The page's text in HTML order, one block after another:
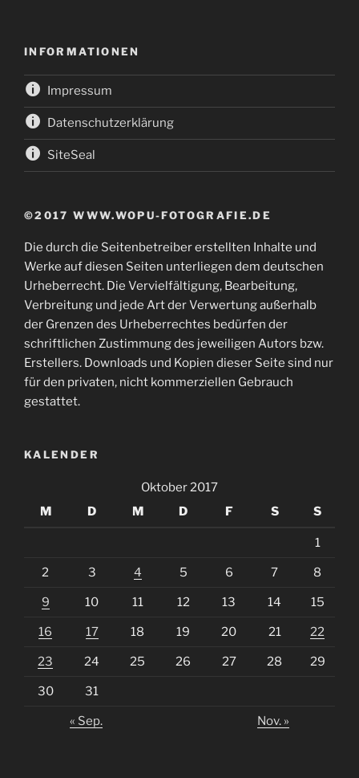
INFORMATIONEN
Impressum
Datenschutzerklärung
SiteSeal
©2017 WWW.WOPU-FOTOGRAFIE.DE
Die durch die Seitenbetreiber erstellten Inhalte und
Werke auf diesen Seiten unterliegen dem deutschen
Urheberrecht. Die Vervielfältigung, Bearbeitung,
Verbreitung und jede Art der Verwertung außerhalb
der Grenzen des Urheberrechtes bedürfen der
schriftlichen Zustimmung des jeweiligen Autors bzw.
Erstellers. Downloads und Kopien dieser Seite sind nur
für den privaten, nicht kommerziellen Gebrauch
gestattet.
KALENDER
Oktober 2017
M
D M D F S S
1
2 3 4 5 6 7 8
9 10 11 12 13 14 15
16 17 18 19 20 21 22
23 24 25 26 27 28 29
30 31
« Sep. Nov. »